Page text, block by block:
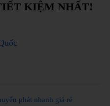
KIỆM NHẤT!
phát nhanh giá rẻ